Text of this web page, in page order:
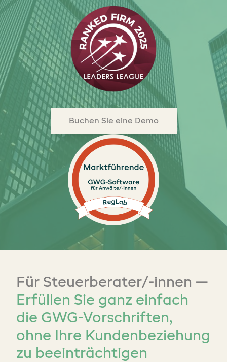
Buchen Sie eine Demo
Für Steuerberater/-innen —
Erfüllen Sie ganz einfach
die GWG-Vorschriften,
ohne Ihre Kundenbeziehung
zu beeinträchtigen